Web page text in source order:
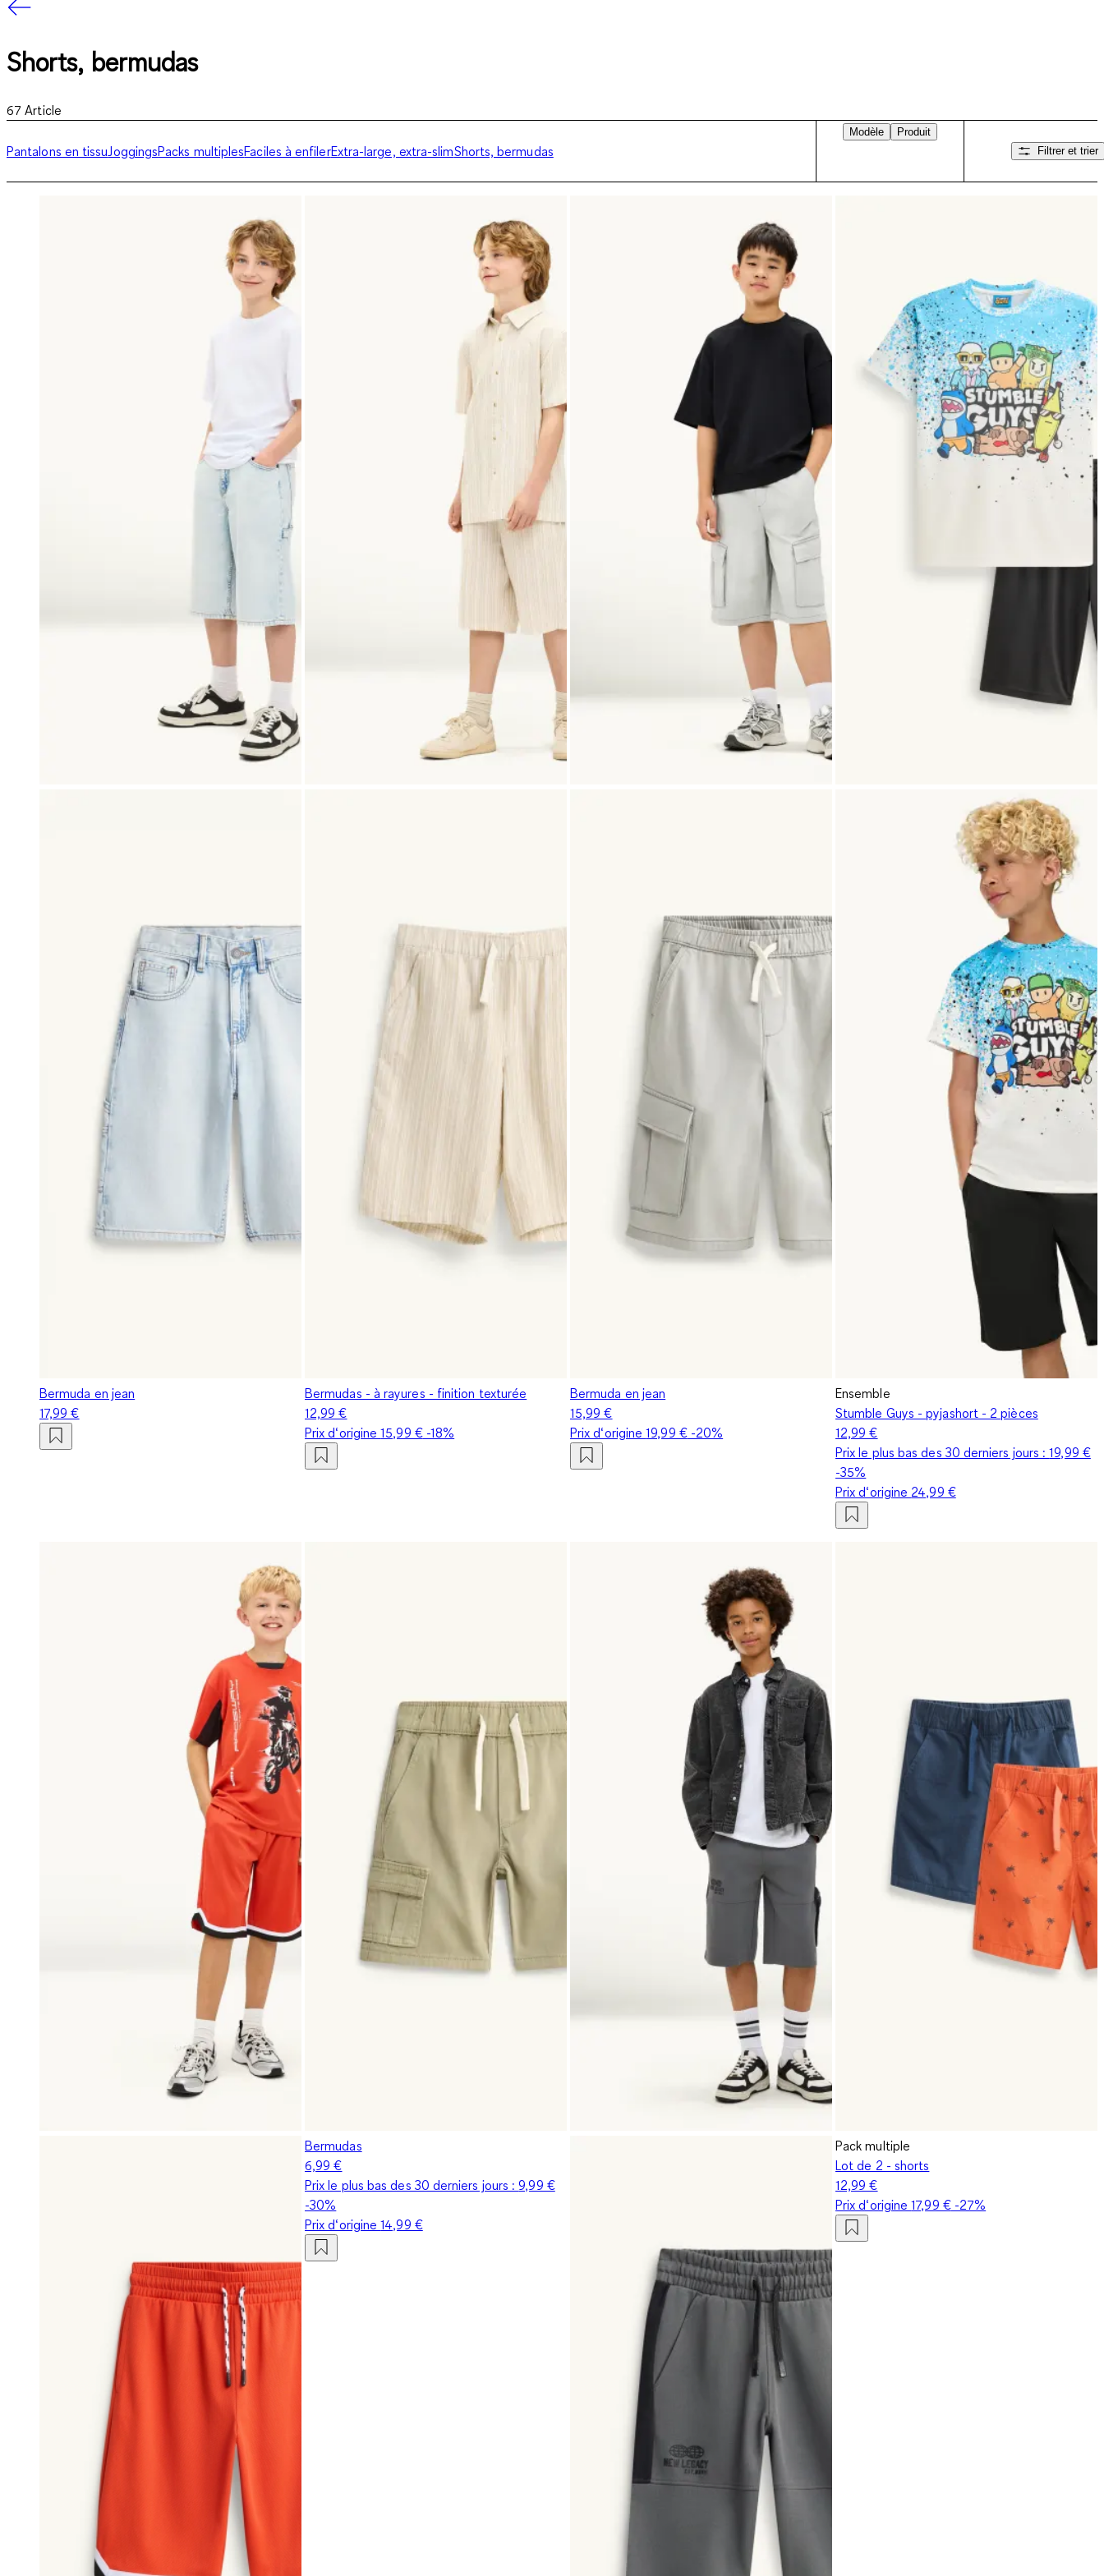
Shorts, bermudas
67 Article
Pantalons en tissu JoggingsPacks multiplesFaciles à enfilerExtra-large, extra-slimShorts, bermudas
Modèle
Produit
Filtrer et trier
Bermuda en jean
17,99 €
Bermudas - à rayures - finition texturée
12,99 €
Prix d‘origine15,99 €-18%
Bermuda en jean
15,99 €
Prix d‘origine19,99 €-20%
Ensemble
Stumble Guys - pyjashort - 2 pièces
12,99 €
Prix le plus bas des 30 derniers jours :19,99 €
-35%
Prix d‘origine 24,99 €
Bermudas
6,99 €
Prix le plus bas des 30 derniers jours :9,99 €
-30%
Prix d‘origine14,99 €
Pack multiple
Lot de 2 - shorts
12,99 €
Prix d‘origine17,99 €-27%